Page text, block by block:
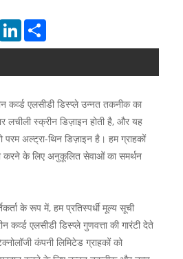
PinterestLinkedIn
एलसीडी डिस्प्ले उन्नत तकनीक का
लचीली स्क्रीन डिज़ाइन होती है, और यह
परम अल्ट्रा-थिन डिज़ाइन है। हम ग्राहकों
करने के लिए अनुकूलित सेवाओं का समर्थन
के रूप में, हम प्रतिस्पर्धी मूल्य सूची
एलसीडी डिस्प्ले गुणवत्ता की गारंटी देते
कंपनी लिमिटेड ग्राहकों को